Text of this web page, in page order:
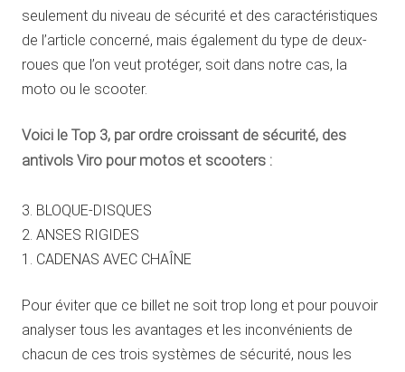
seulement du niveau de sécurité et des caractéristiques
de l’article concerné, mais également du type de deux-
roues que l’on veut protéger, soit dans notre cas, la
moto ou le scooter.
Voici le Top 3, par ordre croissant de sécurité, des
antivols Viro pour motos et scooters :
3. BLOQUE-DISQUES
2. ANSES RIGIDES
1. CADENAS AVEC CHAÎNE
Pour éviter que ce billet ne soit trop long et pour pouvoir
analyser tous les avantages et les inconvénients de
chacun de ces trois systèmes de sécurité, nous les